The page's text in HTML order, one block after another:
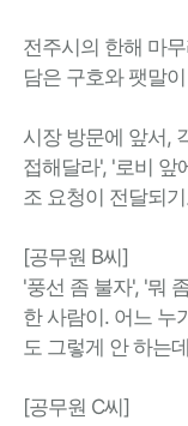
전주시의 한해 마
담은 구호와 팻말
시장 방문에 앞서,
접해달라', '로비 앞
조 요청이 전달되
[공무원 B씨]
'풍선 좀 불자', '뭐
한 사람이. 어느 누
도 그렇게 안 하는
[공무원 C씨]